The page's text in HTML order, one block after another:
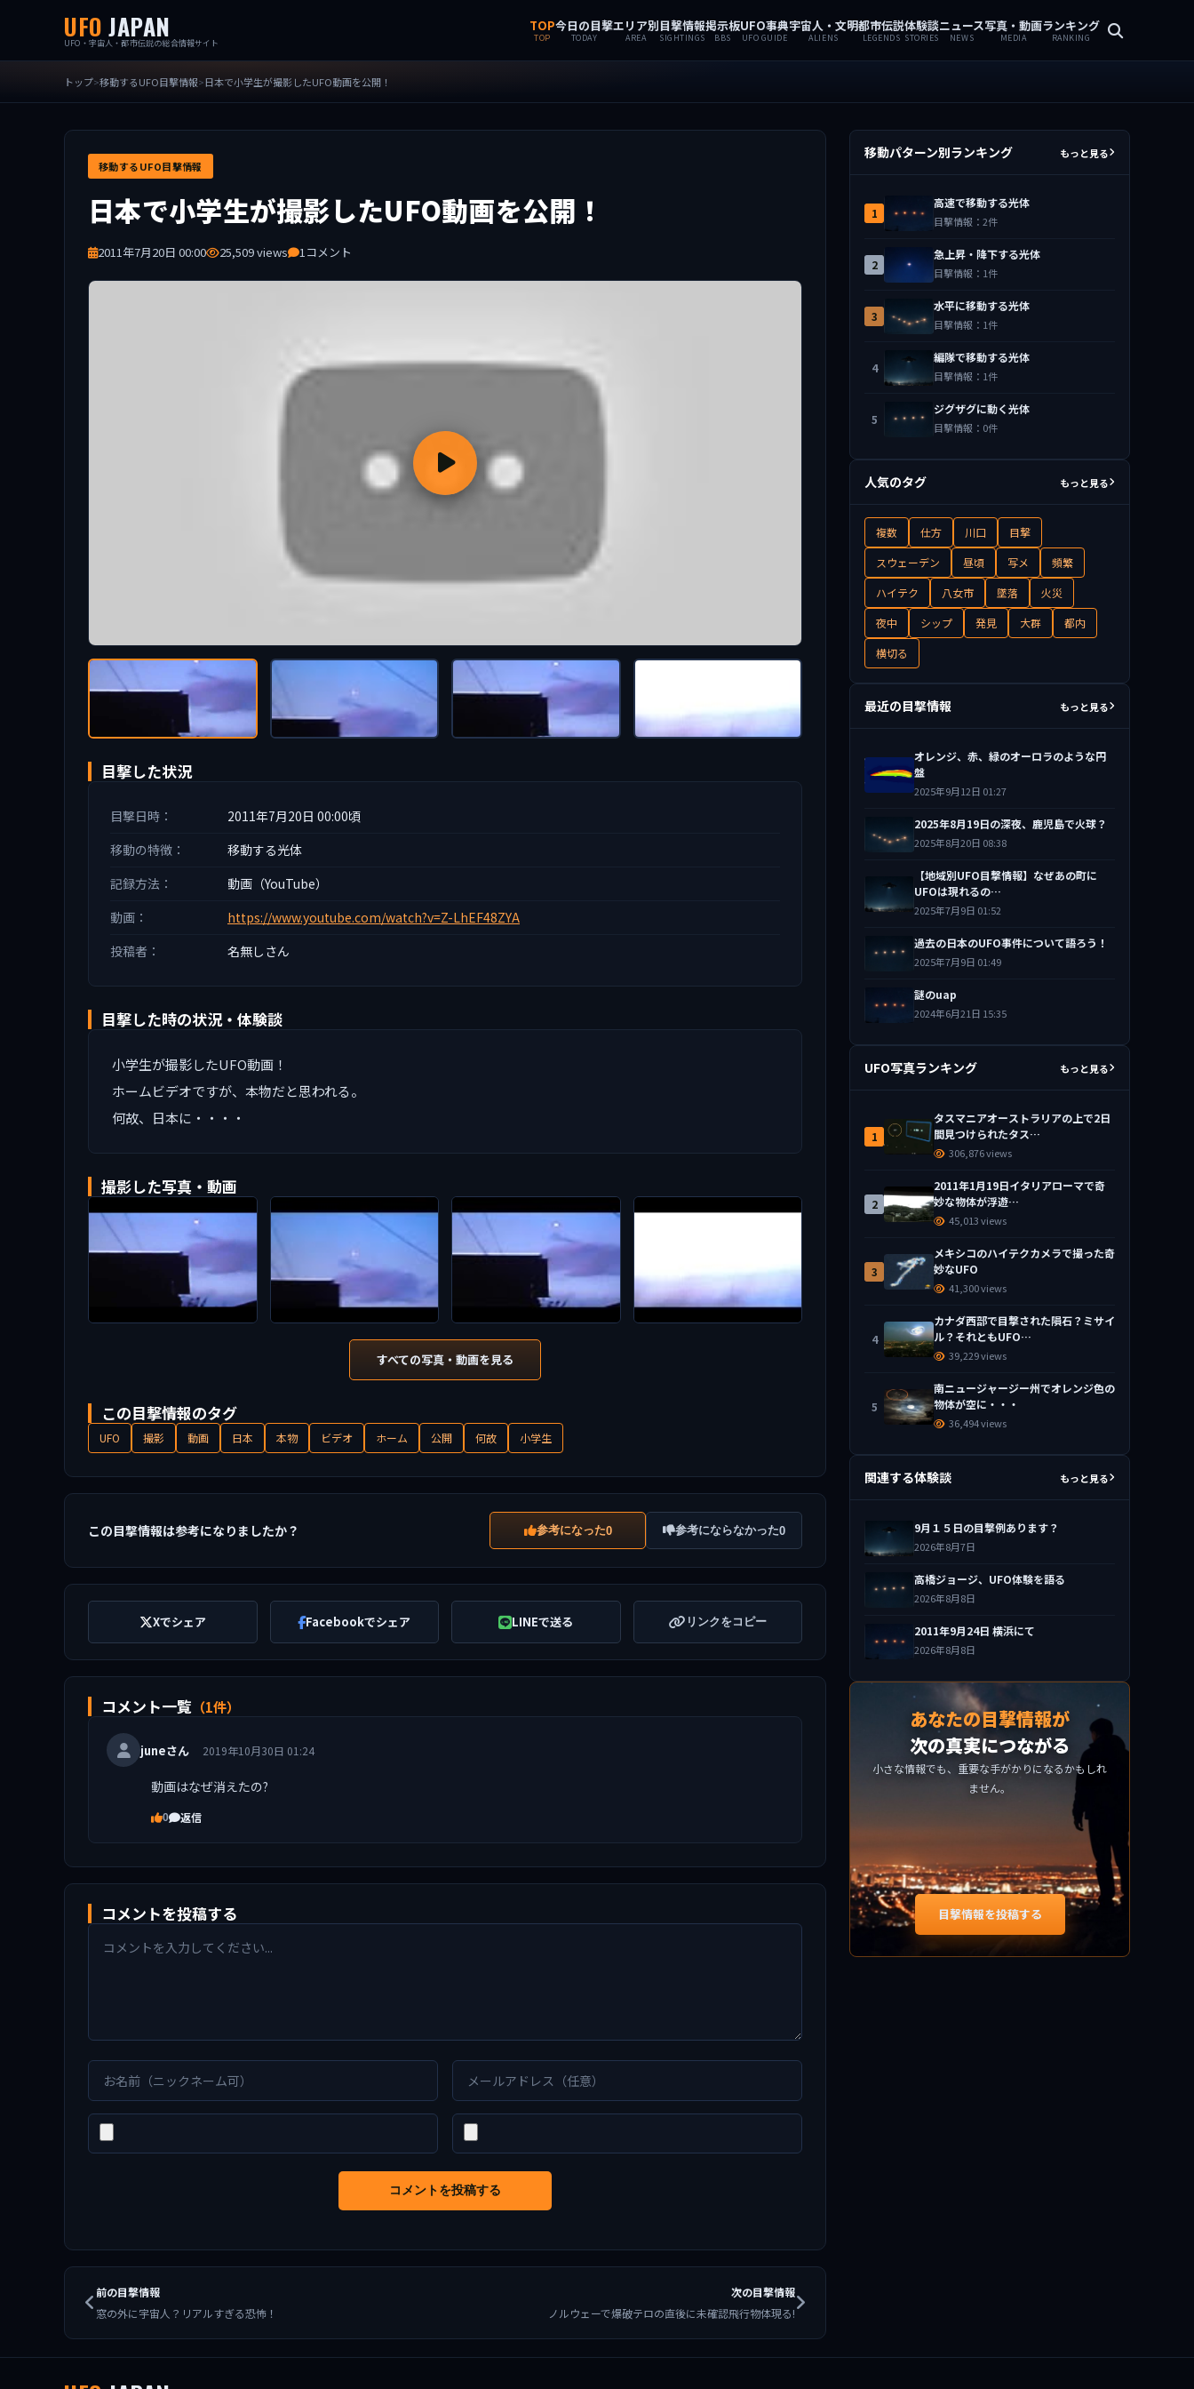
UFO JAPAN
UFO・宇宙人・都市伝説の総合情報サイト
TOP
TOP
今日の目撃
TODAY
エリア別
AREA
目撃情報
SIGHTINGS
掲示板
BBS
UFO事典
UFO GUIDE
宇宙人・文明
ALIENS
都市伝説
LEGENDS
体験談
STORIES
ニュース
NEWS
写真・動画
MEDIA
ランキング
RANKING
トップ 移動するUFO目撃情報 日本で小学生が撮影したUFO動画を公開！
移動するUFO目撃情報
日本で小学生が撮影したUFO動画を公開！
2011年7月20日 00:00 25,509 views 1コメント
目撃した状況
目撃日時：
2011年7月20日 00:00頃
移動の特徴：
移動する光体
記録方法：
動画（YouTube）
動画：
https://www.youtube.com/watch?v=Z-LhEF48ZYA
投稿者：
名無しさん
目撃した時の状況・体験談
小学生が撮影したUFO動画！
ホームビデオですが、本物だと思われる。
何故、日本に・・・・
撮影した写真・動画
すべての写真・動画を見る
この目撃情報のタグ
UFO 撮影 動画 日本 本物 ビデオ ホーム 公開 何故 小学生
この目撃情報は参考になりましたか？ 参考になった0 参考にならなかった0
Xでシェア Facebookでシェア LINEで送る リンクをコピー
コメント一覧 （1件）
juneさん 2019年10月30日 01:24
動画はなぜ消えたの?
0 返信
コメントを投稿する
コメントを投稿する
前の目撃情報
窓の外に宇宙人？リアルすぎる恐怖！
次の目撃情報
ノルウェーで爆破テロの直後に未確認飛行物体現る!
移動パターン別ランキング もっと見る
1
高速で移動する光体
目撃情報：2件
2
急上昇・降下する光体
目撃情報：1件
3
水平に移動する光体
目撃情報：1件
4
編隊で移動する光体
目撃情報：1件
5
ジグザグに動く光体
目撃情報：0件
人気のタグ もっと見る
複数 仕方 川口
目撃
スウェーデン
昼頃 写メ
頻繁
ハイテク
八女市 墜落
火災
夜中
シップ 発見 大群
都内
横切る
最近の目撃情報 もっと見る
オレンジ、赤、緑のオーロラのような円
盤
2025年9月12日 01:27
2025年8月19日の深夜、鹿児島で火球？
2025年8月20日 08:38
【地域別UFO目撃情報】なぜあの町に
UFOは現れるの…
2025年7月9日 01:52
過去の日本のUFO事件について語ろう！
2025年7月9日 01:49
謎のuap
2024年6月21日 15:35
UFO写真ランキング もっと見る
1
タスマニアオーストラリアの上で2日
間見つけられたタス…
306,876 views
2
2011年1月19日イタリアローマで奇
妙な物体が浮遊…
45,013 views
3
メキシコのハイテクカメラで撮った奇
妙なUFO
41,300 views
4
カナダ西部で目撃された隕石？ミサイ
ル？それともUFO…
39,229 views
5
南ニュージャージー州でオレンジ色の
物体が空に・・・
36,494 views
関連する体験談 もっと見る
9月１５日の目撃例あります？
2026年8月7日
高橋ジョージ、UFO体験を語る
2026年8月8日
2011年9月24日 横浜にて
2026年8月8日
あなたの目撃情報が
次の真実につながる
小さな情報でも、重要な手がかりになるかもしれ
ません。
目撃情報を投稿する